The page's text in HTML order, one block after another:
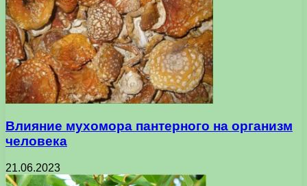
Влияние мухомора пантерного на организм
человека
21.06.2023